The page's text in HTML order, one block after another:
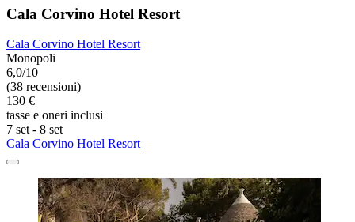
Cala Corvino Hotel Resort
Cala Corvino Hotel Resort
Monopoli
6,0/10
(38 recensioni)
130 €
tasse e oneri inclusi
7 set - 8 set
Cala Corvino Hotel Resort